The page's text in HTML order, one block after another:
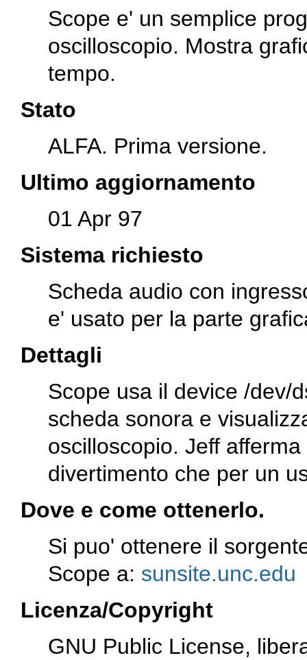
Scope e' un semplice
oscilloscopio. Mostra
tempo.
Stato
ALFA. Prima versione.
Ultimo aggiornamento
01 Apr 97
Sistema richiesto
Scheda audio con
e' usato per la parte
Dettagli
Scope usa il device /dev/
scheda sonora e
oscilloscopio. Jeff
divertimento che per un
Dove e come ottenerlo.
Si puo' ottenere il
Scope a: sunsite.unc.edu
Licenza/Copyright
GNU Public License,